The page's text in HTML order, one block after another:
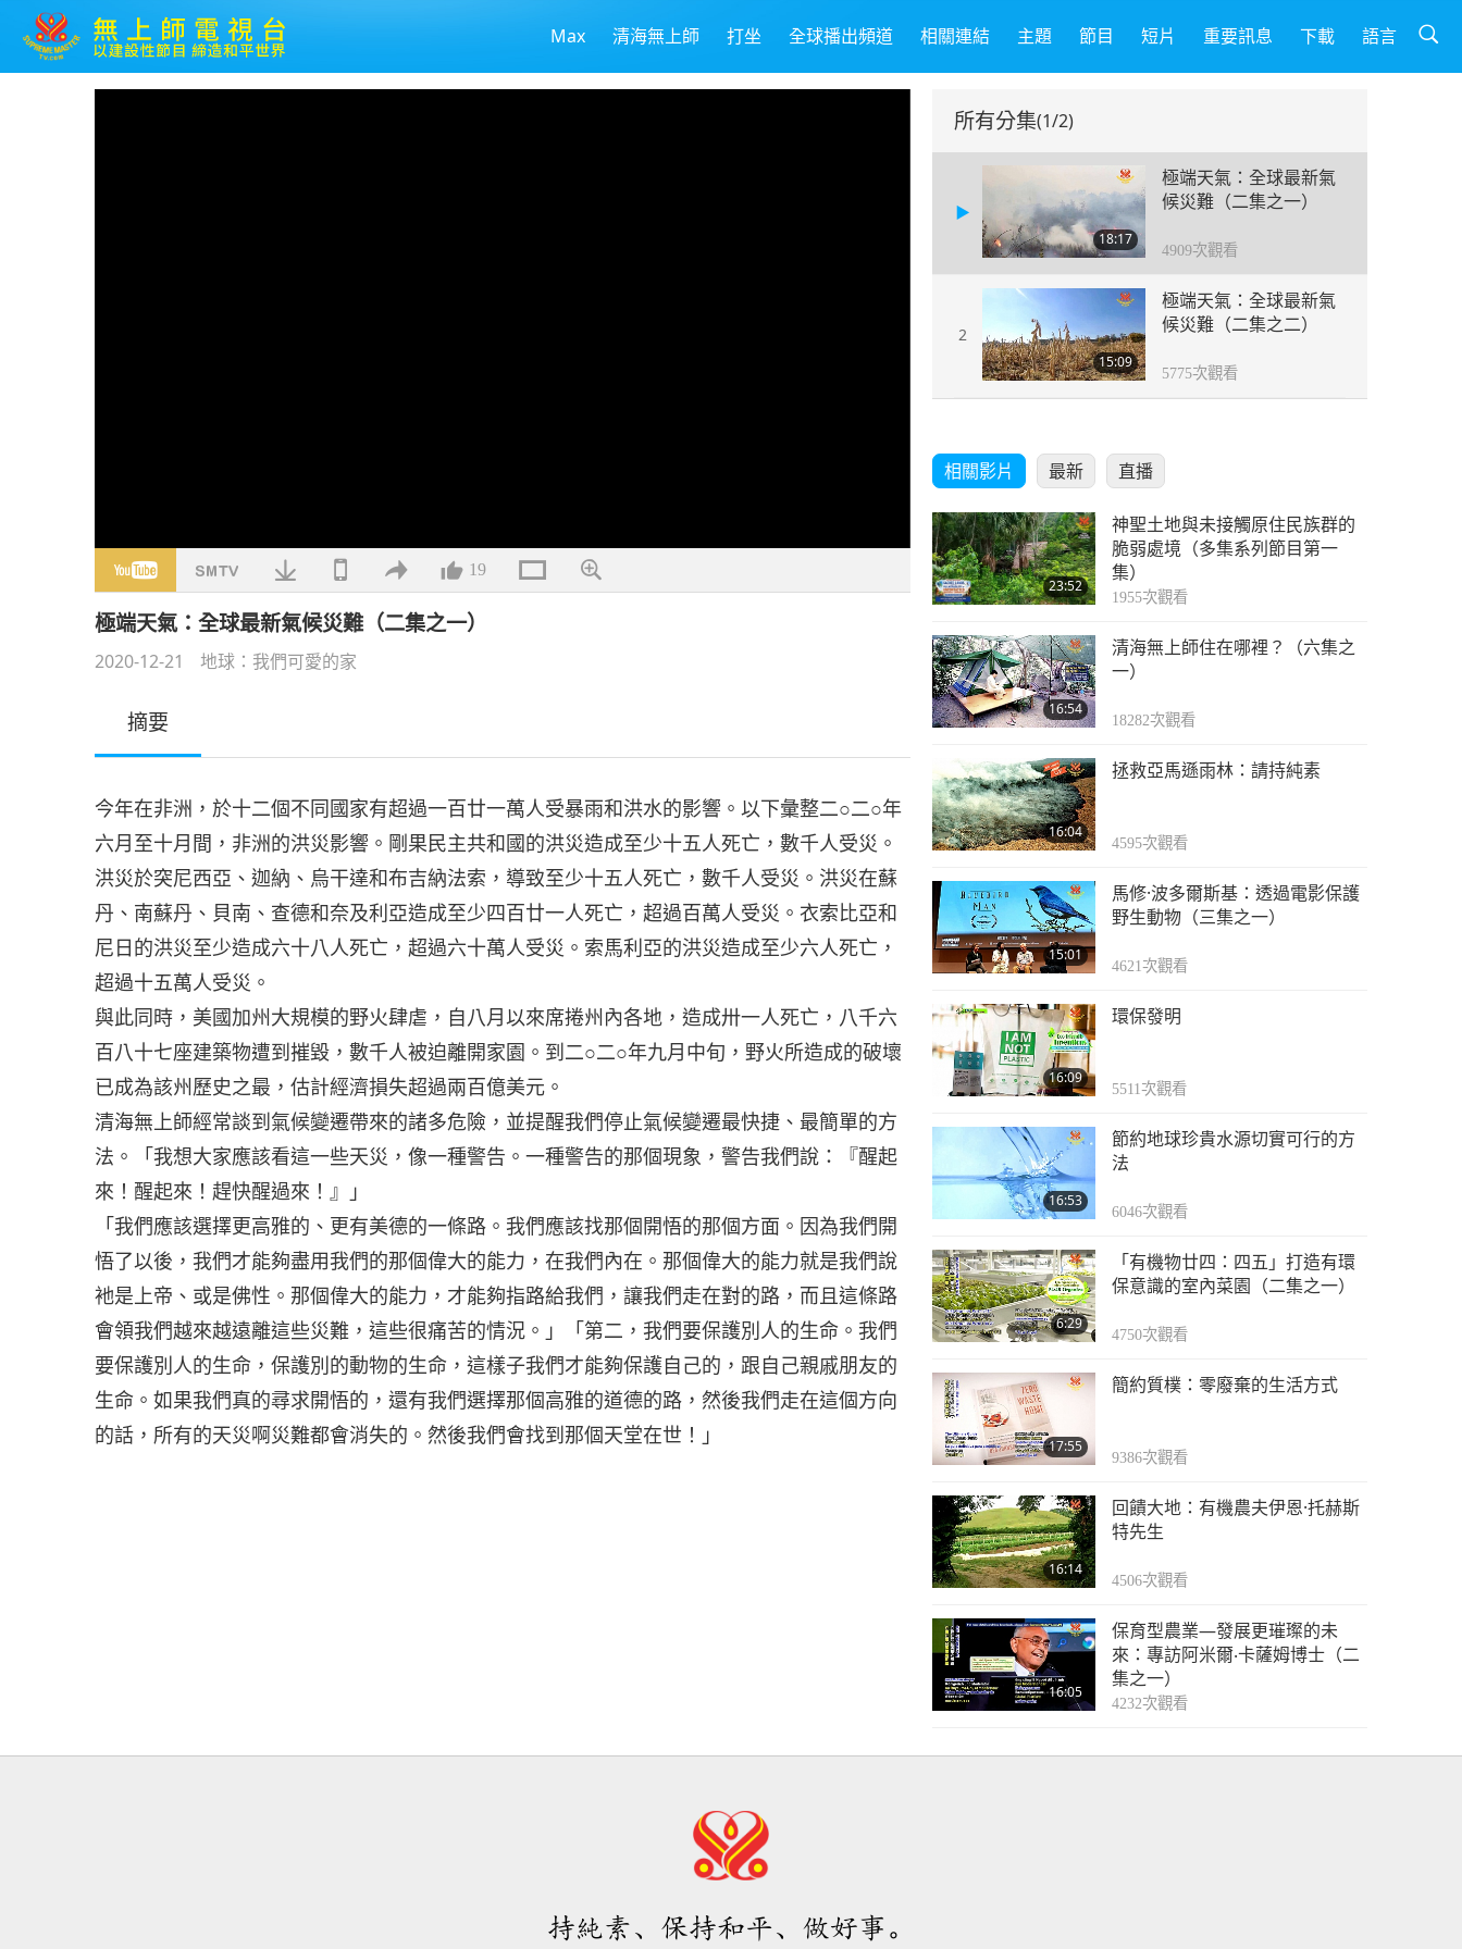
Max 清海無上師 打坐 全球播出頻道 相關連結 主題 節目 短片 重要訊息 下載 語言
19
極端天氣：全球最新氣候災難（二集之一）
2020-12-21 地球：我們可愛的家
摘要
今年在非洲，於十二個不同國家有超過一百廿一萬人受暴雨和洪水的影響。以下彙整二○二○年
六月至十月間，非洲的洪災影響。剛果民主共和國的洪災造成至少十五人死亡，數千人受災。
洪災於突尼西亞、迦納、烏干達和布吉納法索，導致至少十五人死亡，數千人受災。洪災在蘇
丹、南蘇丹、貝南、查德和奈及利亞造成至少四百廿一人死亡，超過百萬人受災。衣索比亞和
尼日的洪災至少造成六十八人死亡，超過六十萬人受災。索馬利亞的洪災造成至少六人死亡，
超過十五萬人受災。
與此同時，美國加州大規模的野火肆虐，自八月以來席捲州內各地，造成卅一人死亡，八千六
百八十七座建築物遭到摧毀，數千人被迫離開家園。到二○二○年九月中旬，野火所造成的破壞
已成為該州歷史之最，估計經濟損失超過兩百億美元。
清海無上師經常談到氣候變遷帶來的諸多危險，並提醒我們停止氣候變遷最快捷、最簡單的方
法。「我想大家應該看這一些天災，像一種警告。一種警告的那個現象，警告我們說：『醒起
來！醒起來！趕快醒過來！』」
「我們應該選擇更高雅的、更有美德的一條路。我們應該找那個開悟的那個方面。因為我們開
悟了以後，我們才能夠盡用我們的那個偉大的能力，在我們內在。那個偉大的能力就是我們說
衪是上帝、或是佛性。那個偉大的能力，才能夠指路給我們，讓我們走在對的路，而且這條路
會領我們越來越遠離這些災難，這些很痛苦的情況。」「第二，我們要保護別人的生命。我們
要保護別人的生命，保護別的動物的生命，這樣子我們才能夠保護自己的，跟自己親戚朋友的
生命。如果我們真的尋求開悟的，還有我們選擇那個高雅的道德的路，然後我們走在這個方向
的話，所有的天災啊災難都會消失的。然後我們會找到那個天堂在世！」
所有分集(1/2)
18:17
極端天氣：全球最新氣
候災難（二集之一）
4909次觀看
2
15:09
極端天氣：全球最新氣
候災難（二集之二）
5775次觀看
相關影片 最新 直播
23:52
神聖土地與未接觸原住民族群的
脆弱處境（多集系列節目第一
集）
1955次觀看
16:54
清海無上師住在哪裡？（六集之
一）
18282次觀看
16:04
拯救亞馬遜雨林：請持純素
4595次觀看
15:01
馬修·波多爾斯基：透過電影保護
野生動物（三集之一）
4621次觀看
16:09
環保發明
5511次觀看
16:53
節約地球珍貴水源切實可行的方
法
6046次觀看
6:29
「有機物廿四：四五」打造有環
保意識的室內菜園（二集之一）
4750次觀看
17:55
簡約質樸：零廢棄的生活方式
9386次觀看
16:14
回饋大地：有機農夫伊恩·托赫斯
特先生
4506次觀看
16:05
保育型農業—發展更璀璨的未
來：專訪阿米爾‧卡薩姆博士（二
集之一）
4232次觀看
持純素、保持和平、做好事。